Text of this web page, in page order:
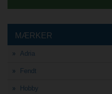
MÆRKER
Adria
Fendt
Hobby